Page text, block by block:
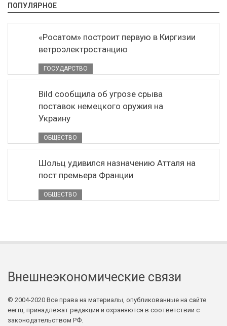
ПОПУЛЯРНОЕ
«Росатом» построит первую в Киргизии
ветроэлектростанцию
ГОСУДАРСТВО
Bild сообщила об угрозе срыва
поставок немецкого оружия на
Украину
ОБЩЕСТВО
Шольц удивился назначению Атталя на
пост премьера Франции
ОБЩЕСТВО
Внешнеэкономические связи
© 2004-2020 Все права на материалы, опубликованные на сайте
eer.ru, принадлежат редакции и охраняются в соответствии с
законодательством РФ.